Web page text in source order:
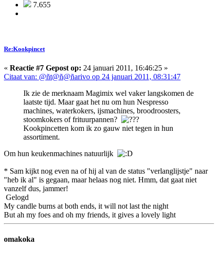
7.655
Re:Kookpincet
« Reactie #7 Gepost op: 24 januari 2011, 16:46:25 »
Citaat van: @ñt@ñ@ñarivo op 24 januari 2011, 08:31:47
Ik zie de merknaam Magimix wel vaker langskomen de
laatste tijd. Maar gaat het nu om hun Nespresso
machines, waterkokers, ijsmachines, broodroosters,
stoomkokers of frituurpannen?
Kookpincetten kom ik zo gauw niet tegen in hun
assortiment.
Om hun keukenmachines natuurlijk
* Sam kijkt nog even na of hij al van de status "verlanglijstje" naar
"heb ik al" is gegaan, maar helaas nog niet. Hmm, dat gaat niet
vanzelf dus, jammer!
Gelogd
My candle burns at both ends, it will not last the night
But ah my foes and oh my friends, it gives a lovely light
omakoka